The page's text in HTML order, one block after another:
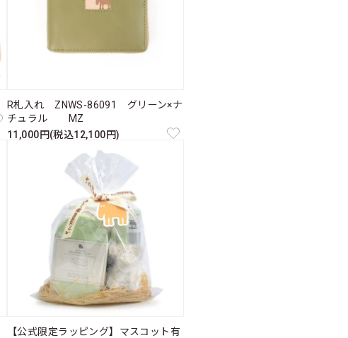
R札入れ ZNWS-86091 グリーン×ナ
チュラル MZ
11,000円(税込12,100円)
【公式限定ラッピング】マスコット有